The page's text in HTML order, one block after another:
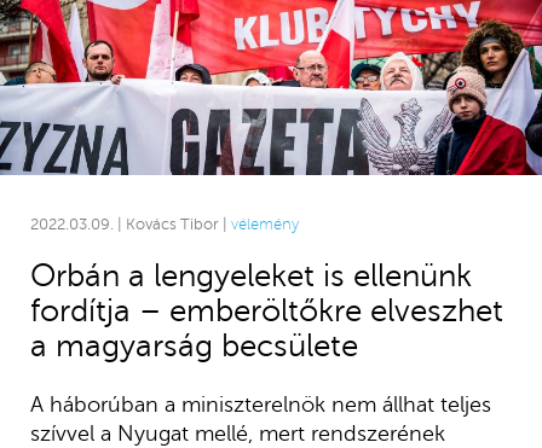
2022.03.09. | Kovács Tibor | vélemény
Orbán a lengyeleket is ellenünk
fordítja – emberöltőkre elveszhet
a magyarság becsülete
A háborúban a miniszterelnök nem állhat teljes
szívvel a Nyugat mellé, mert rendszerének